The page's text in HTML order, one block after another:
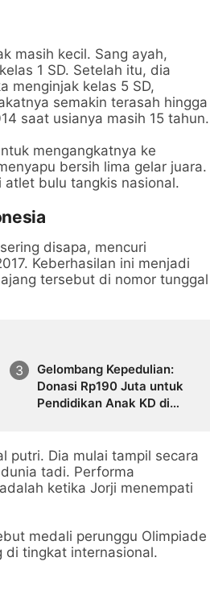
masih kecil. Sang ayah,
1 SD. Setelah itu, dia
menginjak kelas 5 SD,
semakin terasah hingga
saat usianya masih 15 tahun.
mengangkatnya ke
bersih lima gelar juara.
bulu tangkis nasional.
disapa, mencuri
Keberhasilan ini menjadi
tersebut di nomor tunggal
Gelombang Kepedulian:
Donasi Rp190 Juta untuk
Pendidikan Anak KD di
putri. Dia mulai tampil secara
tadi. Performa
ketika Jorji menempati
medali perunggu Olimpiade
di tingkat internasional.